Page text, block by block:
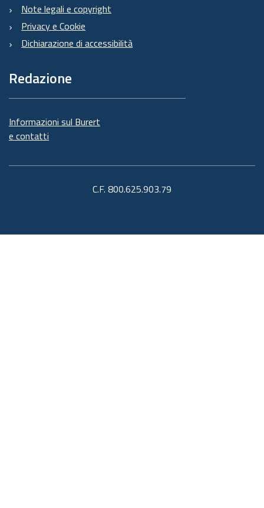
Note legali e copyright
Privacy e Cookie
Dichiarazione di accessibilità
Redazione
Informazioni sul Burert
e contatti
C.F. 800.625.903.79